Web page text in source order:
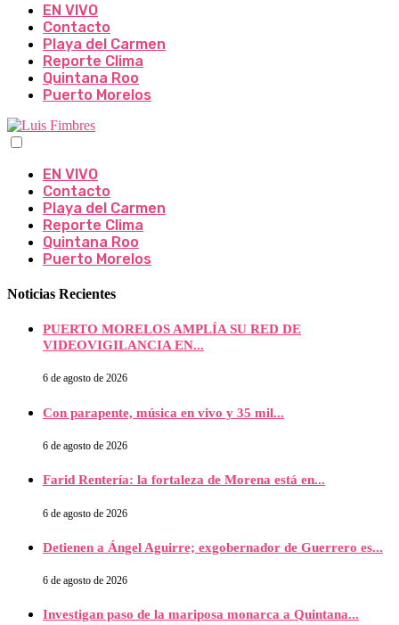
EN VIVO
Contacto
Playa del Carmen
Reporte Clima
Quintana Roo
Puerto Morelos
EN VIVO
Contacto
Playa del Carmen
Reporte Clima
Quintana Roo
Puerto Morelos
Noticias Recientes
PUERTO MORELOS AMPLÍA SU RED DE
VIDEOVIGILANCIA EN...
6 de agosto de 2026
Con parapente, música en vivo y 35 mil...
6 de agosto de 2026
Farid Rentería: la fortaleza de Morena está en...
6 de agosto de 2026
Detienen a Ángel Aguirre; exgobernador de Guerrero es...
6 de agosto de 2026
Investigan paso de la mariposa monarca a Quintana...